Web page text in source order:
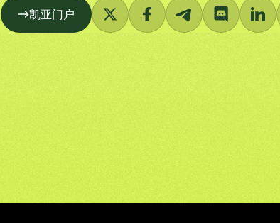
凯亚门户